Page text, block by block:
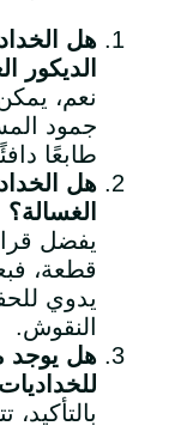
هل
الديكور
نعم،
جمود
طابعًا
هل
الغسالة؟
يفضل
قطعة،
يدوي
النقوش.
هل يوجد